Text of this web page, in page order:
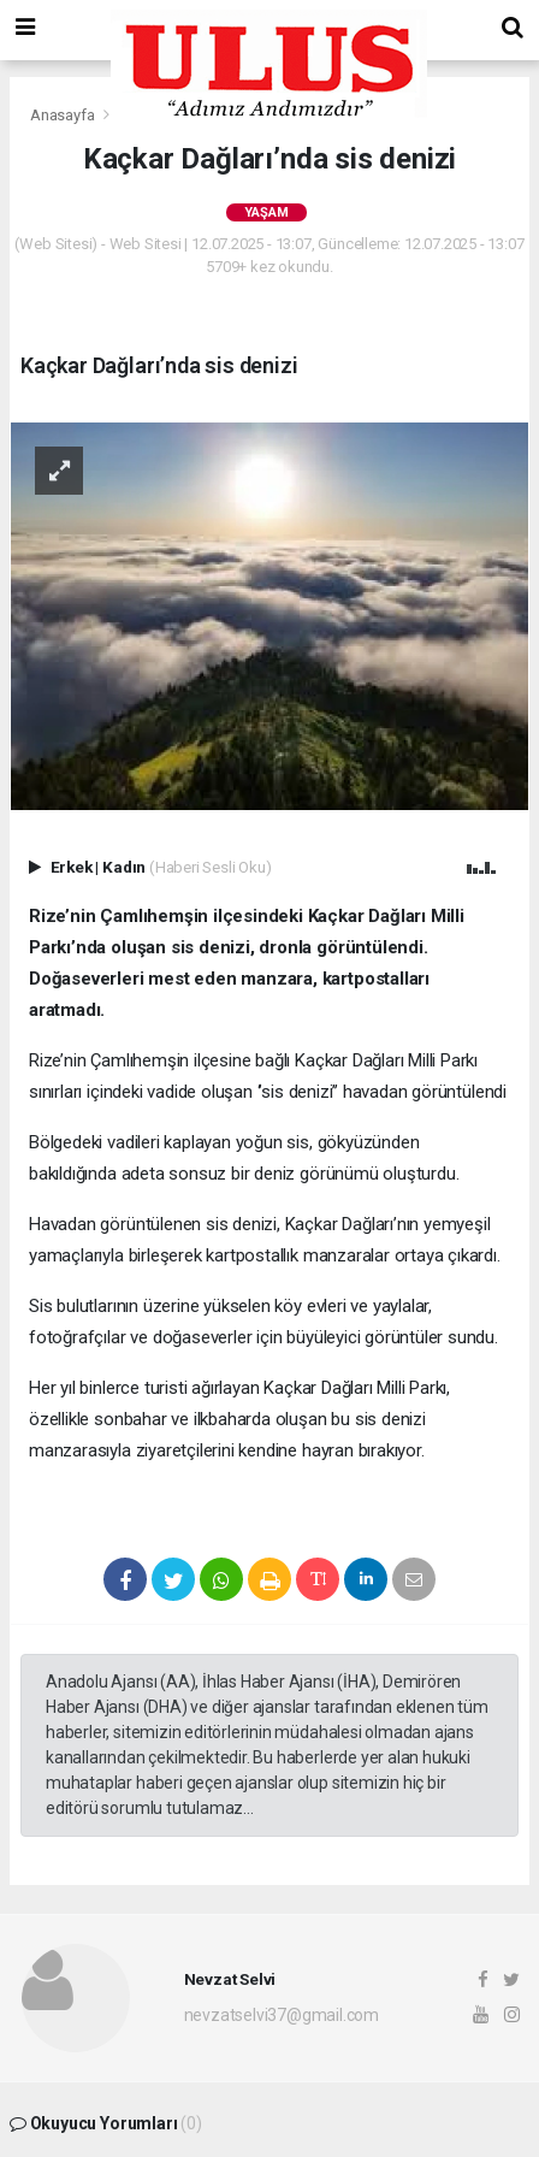
Anasayfa
Kaçkar Dağları’nda sis denizi
YAŞAM
(Web Sitesi) - Web Sitesi | 12.07.2025 - 13:07, Güncelleme: 12.07.2025 - 13:07
5709+ kez okundu.
Kaçkar Dağları’nda sis denizi
Erkek| Kadın (Haberi Sesli Oku)
Rize’nin Çamlıhemşin ilçesindeki Kaçkar Dağları Milli
Parkı’nda oluşan sis denizi, dronla görüntülendi.
Doğaseverleri mest eden manzara, kartpostalları
aratmadı.
Rize’nin Çamlıhemşin ilçesine bağlı Kaçkar Dağları Milli Parkı
sınırları içindeki vadide oluşan ‘’sis denizi’’ havadan görüntülendi
Bölgedeki vadileri kaplayan yoğun sis, gökyüzünden
bakıldığında adeta sonsuz bir deniz görünümü oluşturdu.
Havadan görüntülenen sis denizi, Kaçkar Dağları’nın yemyeşil
yamaçlarıyla birleşerek kartpostallık manzaralar ortaya çıkardı.
Sis bulutlarının üzerine yükselen köy evleri ve yaylalar,
fotoğrafçılar ve doğaseverler için büyüleyici görüntüler sundu.
Her yıl binlerce turisti ağırlayan Kaçkar Dağları Milli Parkı,
özellikle sonbahar ve ilkbaharda oluşan bu sis denizi
manzarasıyla ziyaretçilerini kendine hayran bırakıyor.
Anadolu Ajansı (AA), İhlas Haber Ajansı (İHA), Demirören
Haber Ajansı (DHA) ve diğer ajanslar tarafından eklenen tüm
haberler, sitemizin editörlerinin müdahalesi olmadan ajans
kanallarından çekilmektedir. Bu haberlerde yer alan hukuki
muhataplar haberi geçen ajanslar olup sitemizin hiç bir
editörü sorumlu tutulamaz...
Nevzat Selvi
nevzatselvi37@gmail.com
Okuyucu Yorumları (0)